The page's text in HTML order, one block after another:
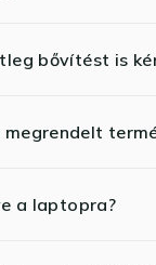
bővítést is
a laptopra?